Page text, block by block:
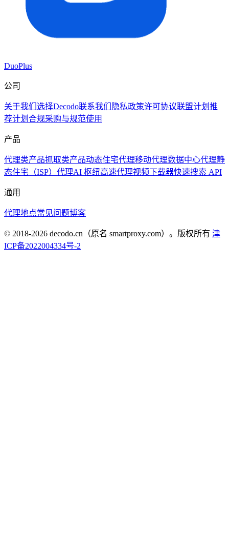
DuoPlus
公司
关于我们 选择Decodo联系我们 隐私政策许可协议联盟计划 推
荐计划 合规采购与规范使用
产品
代理类产品抓取类产品动态住宅代理移动代理数据中心代理静
态住宅（ISP）代理AI 枢纽高速代理视频下载器快速搜索 API
通用
代理地点常见问题博客
© 2018-2026 decodo.cn（原名 smartproxy.com）。版权所有 津
ICP备2022004334号-2